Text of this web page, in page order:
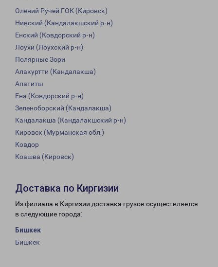
Олений Ручей ГОК (Кировск)
Нивский (Кандалакшский р-н)
Енский (Ковдорский р-н)
Лоухи (Лоухский р-н)
Полярные Зори
Алакуртти (Кандалакша)
Апатиты
Ена (Ковдорский р-н)
Зеленоборский (Кандалакша)
Кандалакша (Кандалакшский р-н)
Кировск (Мурманская обл.)
Ковдор
Коашва (Кировск)
Доставка по Киргизии
Из филиала в Киргизии доставка грузов осуществляется
в следующие города:
Бишкек
Бишкек